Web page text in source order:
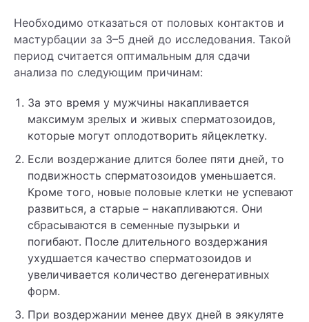
Необходимо отказаться от половых контактов и
мастурбации за 3–5 дней до исследования. Такой
период считается оптимальным для сдачи
анализа по следующим причинам:
За это время у мужчины накапливается
максимум зрелых и живых сперматозоидов,
которые могут оплодотворить яйцеклетку.
Если воздержание длится более пяти дней, то
подвижность сперматозоидов уменьшается.
Кроме того, новые половые клетки не успевают
развиться, а старые – накапливаются. Они
сбрасываются в семенные пузырьки и
погибают. После длительного воздержания
ухудшается качество сперматозоидов и
увеличивается количество дегенеративных
форм.
При воздержании менее двух дней в эякуляте